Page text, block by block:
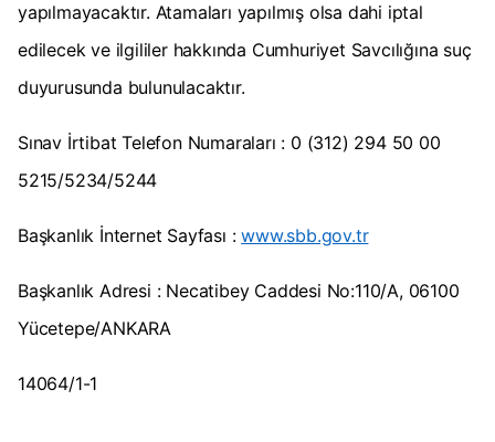
yapılmayacaktır. Atamaları yapılmış olsa dahi iptal
edilecek ve ilgililer hakkında Cumhuriyet Savcılığına suç
duyurusunda bulunulacaktır.
Sınav İrtibat Telefon Numaraları : 0 (312) 294 50 00
5215/5234/5244
Başkanlık İnternet Sayfası :www.sbb.gov.tr
Başkanlık Adresi : Necatibey Caddesi No:110/A, 06100
Yücetepe/ANKARA
14064/1-1